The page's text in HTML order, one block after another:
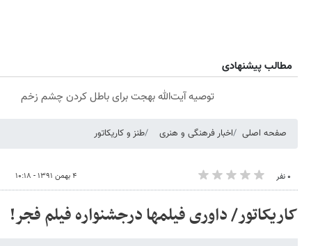
مطالب پیشنهادی
توصیه آیت‌الله بهجت برای باطل کردن چشم زخم
صفحه اصلی اخبار فرهنگی و هنری طنز و کاریکاتور
۰ نفر ۴ بهمن ۱۳۹۱ - ۱۰:۱۸
کاریکاتور/ داوری فیلمها درجشنواره فیلم فجر!